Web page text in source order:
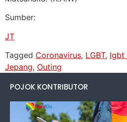
Sumber:
JT
Tagged Coronavirus, LGBT, lgbt
Jepang, Outing
POJOK KONTRIBUTOR